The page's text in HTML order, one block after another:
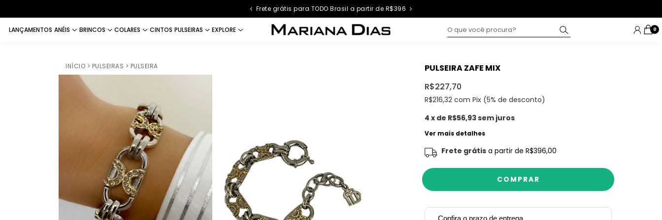
Frete grátis para TODO Brasil a partir de R$396
LANÇAMENTOS ANÉIS BRINCOS COLARES CINTOS PULSEIRAS EXPLORE 0
INÍCIO > PULSEIRAS > PULSEIRA
PULSEIRA ZAFE MIX
R$227,70
R$216,32 com Pix (5% de desconto)
4 x de R$56,93sem juros
Ver mais detalhes
Frete grátis a partir deR$396,00